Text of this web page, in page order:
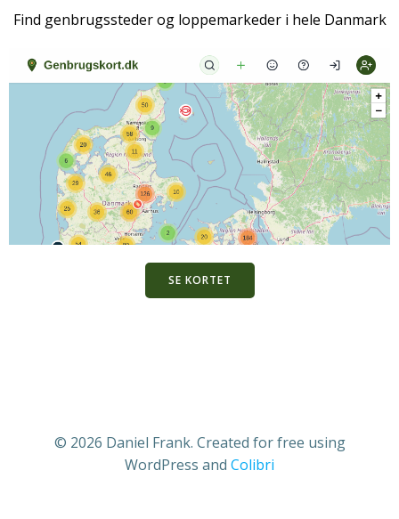
Find genbrugssteder og loppemarkeder i hele Danmark
SE KORTET
© 2026 Daniel Frank. Created for free using
WordPress and Colibri